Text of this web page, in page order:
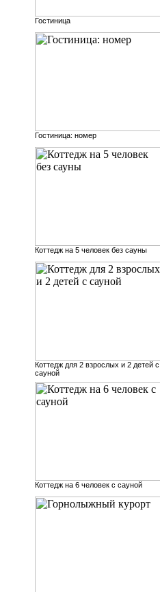
Гостиница
Гостиница: номер
Коттедж на 5 человек без сауны
Коттедж для 2 взрослых и 2 детей с
сауной
Коттедж на 6 человек с сауной